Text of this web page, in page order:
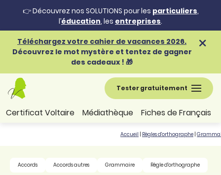
👉 Découvrez nos SOLUTIONS pour les particuliers,
l’éducation, les entreprises.
Téléchargez votre cahier de vacances 2026.
Découvrez le mot mystère et tentez de gagner
des cadeaux ! 🎁
Tester gratuitement
Certificat Voltaire Médiathèque Fiches de Français
Accueil Règles d'orthographe
Accords Accords autres Grammaire Règle d'orthographe